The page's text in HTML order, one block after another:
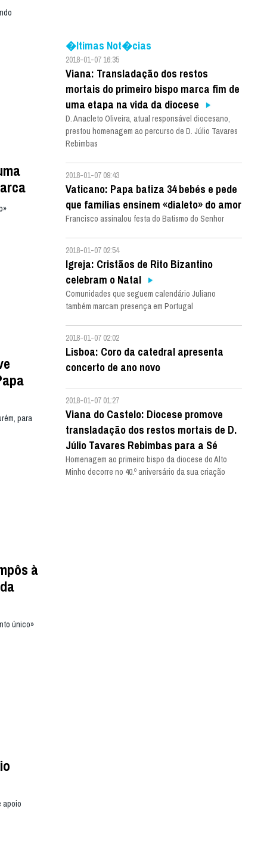
para
à
único»
apoio
�ltimas Not�cias
2018-01-07 16:35
Viana: Transladação dos restos
mortais do primeiro bispo marca fim de
uma etapa na vida da diocese
D. Anacleto Oliveira, atual responsável diocesano,
prestou homenagem ao percurso de D. Júlio Tavares
Rebimbas
2018-01-07 09:43
Vaticano: Papa batiza 34 bebés e pede
que famílias ensinem «dialeto» do amor
Francisco assinalou festa do Batismo do Senhor
2018-01-07 02:54
Igreja: Cristãos de Rito Bizantino
celebram o Natal
Comunidades que seguem calendário Juliano
também marcam presença em Portugal
2018-01-07 02:02
Lisboa: Coro da catedral apresenta
concerto de ano novo
2018-01-07 01:27
Viana do Castelo: Diocese promove
transladação dos restos mortais de D.
Júlio Tavares Rebimbas para a Sé
Homenagem ao primeiro bispo da diocese do Alto
Minho decorre no 40.º aniversário da sua criação